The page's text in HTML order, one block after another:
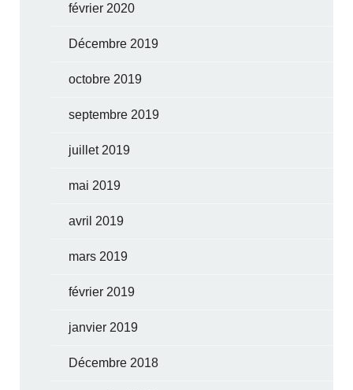
février 2020
Décembre 2019
octobre 2019
septembre 2019
juillet 2019
mai 2019
avril 2019
mars 2019
février 2019
janvier 2019
Décembre 2018